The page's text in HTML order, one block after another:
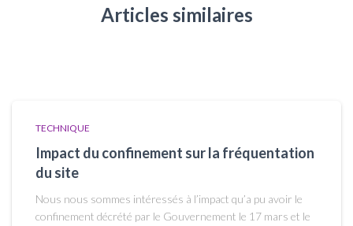
Articles similaires
TECHNIQUE
Impact du confinement sur la fréquentation
du site
Nous nous sommes intéressés à l’impact qu’a pu avoir le
confinement décrété par le Gouvernement le 17 mars et le